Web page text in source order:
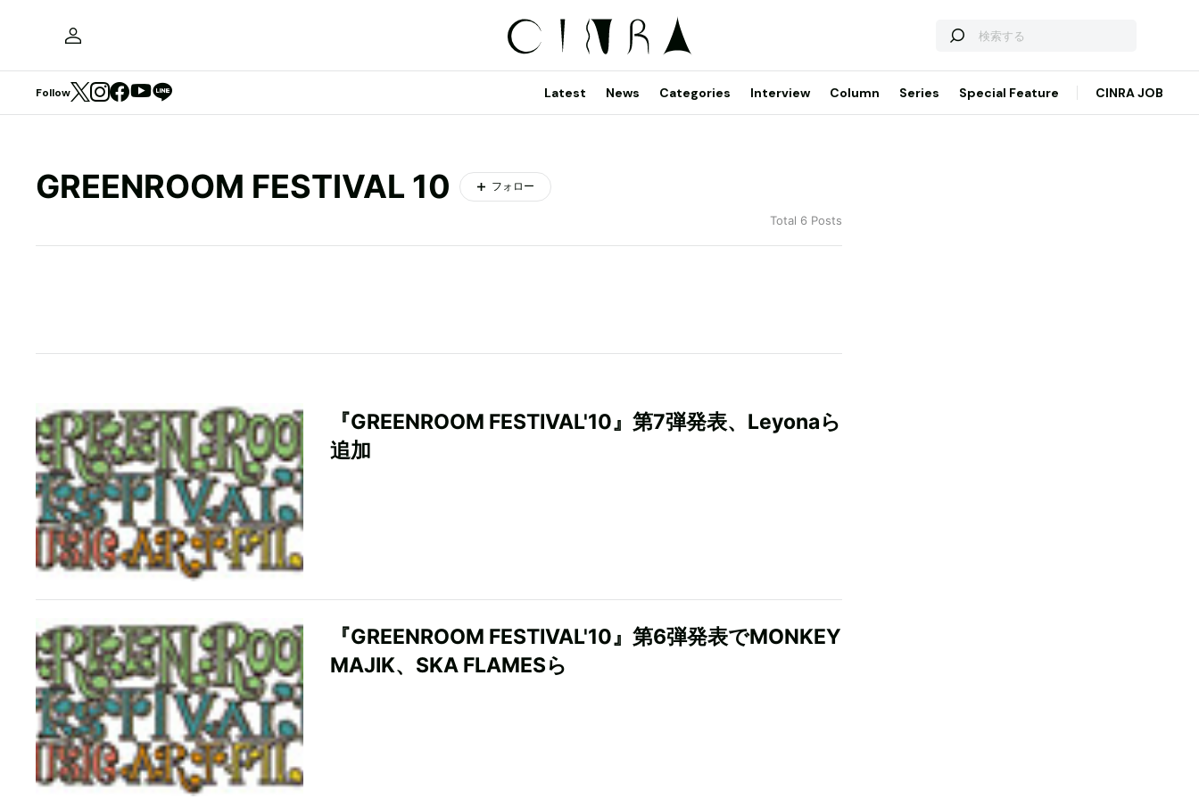
Follow Latest News Categories Interview Column Series Special Feature CINRA JOB
GREENROOM FESTIVAL 10 フォロー
Total 6 Posts
『GREENROOM FESTIVAL'10』第7弾発表、Leyonaら
追加
『GREENROOM FESTIVAL'10』第6弾発表でMONKEY
MAJIK、SKA FLAMESら